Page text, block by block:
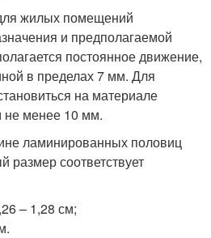
жилых помещений
и предполагаемой
постоянное движение,
в пределах 7 мм. Для
на материале
не менее 10 мм.
ламинированных половиц
размер соответствует
– 1,28 см;